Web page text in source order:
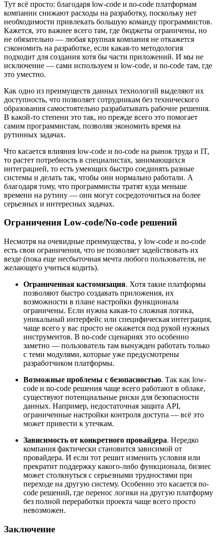
Тут всё просто: благодаря low-code и no-code платформам
компании снижают расходы на разработку, поскольку нет
необходимости привлекать большую команду программистов.
Кажется, это важнее всего там, где бюджеты ограничены, но
не обязательно — любая крупная компания не откажется
сэкономить на разработке, если какая-то методология
подходит для создания хотя бы части приложений. И мы не
исключение — сами используем и low-code, и no-code там, где
это уместно.
Как одно из преимуществ данных технологий выделяют их
доступность, что позволяет сотрудникам без технического
образования самостоятельно разрабатывать рабочие решения.
В какой-то степени это так, но прежде всего это помогает
самим программистам, позволяя экономить время на
рутинных задачах.
Что касается влияния low-code и no-code на рынок труда и IT,
то растет потребность в специалистах, занимающихся
интеграцией, то есть умеющих быстро соединять разные
системы и делать так, чтобы они нормально работали. А
благодаря тому, что программисты тратят куда меньше
времени на рутину — они могут сосредоточиться на более
серьезных и интересных задачах.
Ограничения Low-code/No-code решений
Несмотря на очевидные преимущества, у low-code и no-code
есть свои ограничения, что не позволяет задействовать их
везде (пока еще несбыточная мечта любого пользователя, не
желающего учиться кодить).
Ограниченная кастомизация. Хотя такие платформы
позволяют быстро создавать приложения, их
возможности в плане настройки функционала
ограничены. Если нужна какая-то сложная логика,
уникальный интерфейс или специфическая интеграция,
чаще всего у вас просто не окажется под рукой нужных
инструментов. В no-code сценариях это особенно
заметно — пользователь там вынужден работать только
с теми модулями, которые уже предусмотрены
разработчиком платформы.
Возможные проблемы с безопасностью. Так как low-
code и no-code решения чаще всего работают в облаке,
существуют потенциальные риски для безопасности
данных. Например, недостаточная защита API,
ограниченные настройки контроля доступа — всё это
может привести к утечкам.
Зависимость от конкретного провайдера. Нередко
компания фактически становится зависимой от
провайдера. И если тот решит изменить условия или
прекратит поддержку какого-либо функционала, бизнес
может столкнуться с серьезными трудностями при
переходе на другую систему. Особенно это касается no-
code решений, где перенос логики на другую платформу
без полной переработки проекта чаще всего просто
невозможен.
Заключение